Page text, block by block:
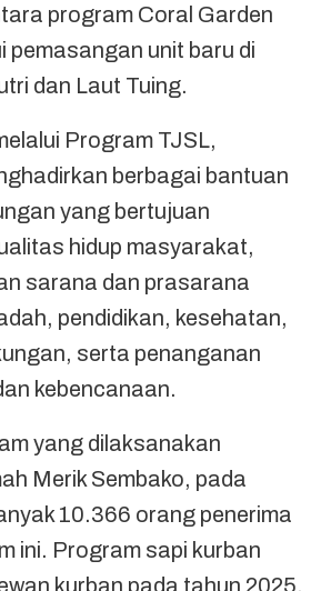
program Coral Garden
pemasangan unit baru di
dan Laut Tuing.
Program TJSL,
berbagai bantuan
yang bertujuan
hidup masyarakat,
sarana dan prasarana
pendidikan, kesehatan,
serta penanganan
kebencanaan.
yang dilaksanakan
Merik Sembako, pada
10.366 orang penerima
ini. Program sapi kurban
kurban pada tahun 2025.